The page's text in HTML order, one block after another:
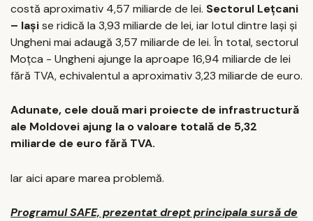
costă aproximativ 4,57 miliarde de lei. Sectorul Lețcani
– Iașise ridică la 3,93 miliarde de lei, iar lotul dintre Iași și
Ungheni mai adaugă 3,57 miliarde de lei. În total, sectorul
Moțca - Ungheni ajunge la aproape 16,94 miliarde de lei
fără TVA, echivalentul a aproximativ 3,23 miliarde de euro.
Adunate, cele două mari proiecte de infrastructură
ale Moldovei ajung la o valoare totală de 5,32
miliarde de euro fără TVA.
Iar aici apare marea problemă.
Programul SAFE, prezentat drept principala sursă de